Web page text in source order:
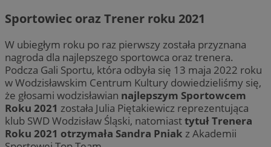
Sportowiec oraz Trener roku 2021
W ubiegłym roku po raz pierwszy została przyznana
nagroda dla najlepszego sportowca oraz trenera.
Podcza Gali Sportu, która odbyła się 13 maja 2022 roku
w Wodzisławskim Centrum Kultury dowiedzieliśmy się,
że głosami wodzisławian najlepszym Sportowcem
Roku 2021 została Julia Piętakiewicz reprezentująca
klub SWD Wodzisław Śląski, natomiasttytuł Trenera
Roku 2021 otrzymała Sandra Pniak z Akademii